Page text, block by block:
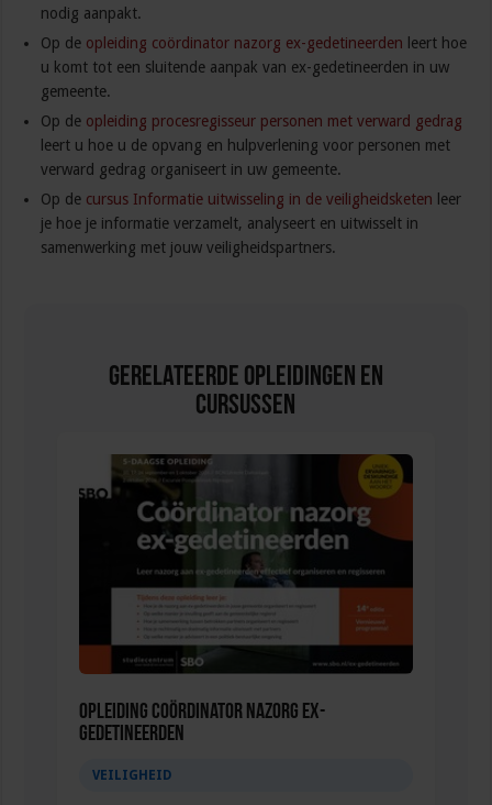
nodig aanpakt.
Op de opleiding coördinator nazorg ex-gedetineerden leert hoe
u komt tot een sluitende aanpak van ex-gedetineerden in uw
gemeente.
Op de opleiding procesregisseur personen met verward gedrag
leert u hoe u de opvang en hulpverlening voor personen met
verward gedrag organiseert in uw gemeente.
Op de cursus Informatie uitwisseling in de veiligheidsketen leer
je hoe je informatie verzamelt, analyseert en uitwisselt in
samenwerking met jouw veiligheidspartners.
Gerelateerde Opleidingen en
Cursussen
Opleiding Coördinator nazorg ex-
gedetineerden
VEILIGHEID